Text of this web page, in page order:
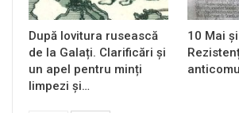
După lovitura rusească
de la Galați. Clarificări și
un apel pentru minți
limpezi și…
10 Mai